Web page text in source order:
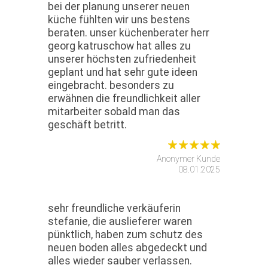
bei der planung unserer neuen
küche fühlten wir uns bestens
beraten. unser küchenberater herr
georg katruschow hat alles zu
unserer höchsten zufriedenheit
geplant und hat sehr gute ideen
eingebracht. besonders zu
erwähnen die freundlichkeit aller
mitarbeiter sobald man das
geschäft betritt.
Anonymer Kunde
08.01.2025
sehr freundliche verkäuferin
stefanie, die auslieferer waren
pünktlich, haben zum schutz des
neuen boden alles abgedeckt und
alles wieder sauber verlassen.